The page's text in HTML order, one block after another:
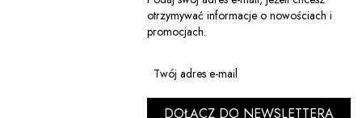
otrzymywać informacje o nowościach i
promocjach.
Twój adres e-mail
DOŁĄCZ DO NEWSLETTERA